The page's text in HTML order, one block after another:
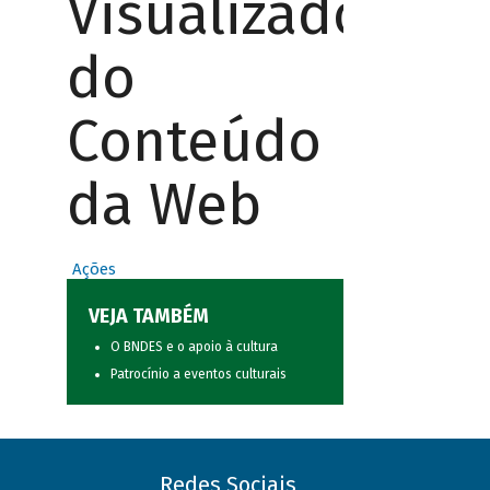
Visualizador
do
Conteúdo
da Web
Ações
VEJA TAMBÉM
O BNDES e o apoio à cultura
Patrocínio a eventos culturais
Redes Sociais